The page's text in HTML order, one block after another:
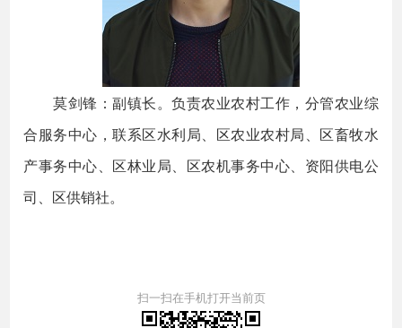
莫剑锋：副镇长。负责农业农村工作，分管农业综
合服务中心，联系区水利局、区农业农村局、区畜牧水
产事务中心、区林业局、区农机事务中心、资阳供电公
司、区供销社。
扫一扫在手机打开当前页